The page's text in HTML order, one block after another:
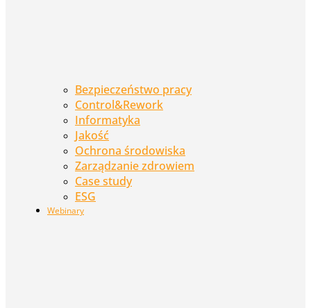
Bezpieczeństwo pracy
Control&Rework
Informatyka
Jakość
Ochrona środowiska
Zarządzanie zdrowiem
Case study
ESG
Webinary